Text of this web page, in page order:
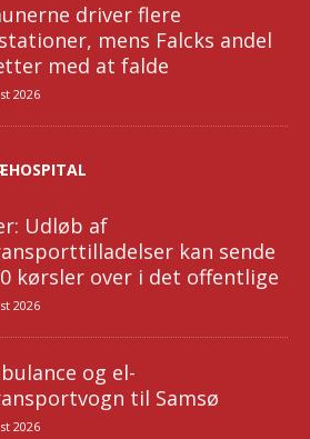
driver flere
mens Falcks andel
med at falde
2026
Udløb af
kan sende
kørsler over i det offentlige
2026
og el-
til Samsø
2026